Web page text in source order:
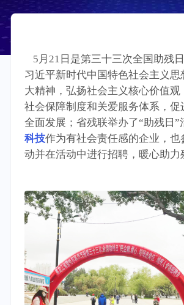
5月21日是第三十三次全国助残
习近平新时代中国特色社会主义思
大精神，弘扬社会主义核心价值观
社会保障制度和关爱服务体系，促
全面发展；省残联举办了“助残日”
科技作为有社会责任感的企业，也
动并在活动中进行招聘，暖心助力